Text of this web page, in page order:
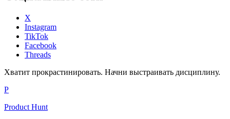
X
Instagram
TikTok
Facebook
Threads
Хватит прокрастинировать. Начни выстраивать дисциплину.
P
Product Hunt